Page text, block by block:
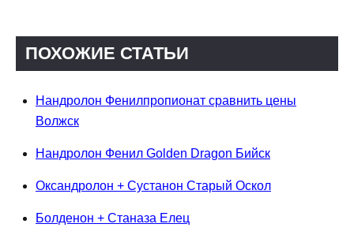
ПОХОЖИЕ СТАТЬИ
Нандролон Фенилпропионат сравнить цены
Волжск
Нандролон Фенил Golden Dragon Бийск
Оксандролон + Сустанон Старый Оскол
Болденон + Станаза Елец